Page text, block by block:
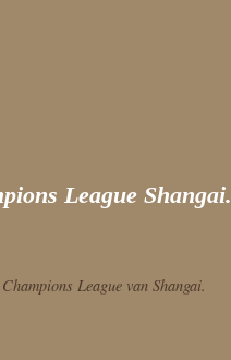
League Shangai.
League van Shangai.